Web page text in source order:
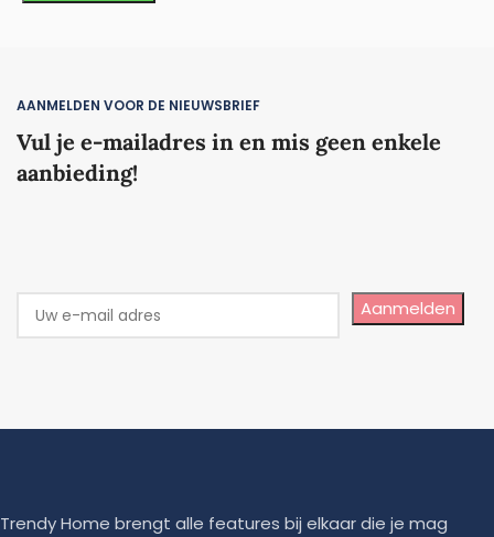
AANMELDEN VOOR DE NIEUWSBRIEF
Vul je e-mailadres in en mis geen enkele
aanbieding!
Aanmelden
Trendy Home brengt alle features bij elkaar die je mag